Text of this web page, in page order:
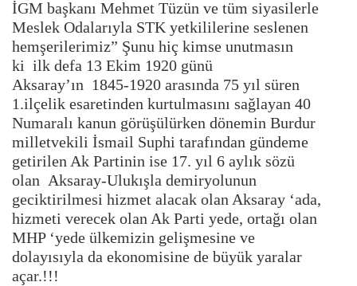
İGM başkanı Mehmet Tüzün ve tüm siyasilerle
Meslek Odalarıyla STK yetkililerine seslenen
hemşerilerimiz” Şunu hiç kimse unutmasın
ki ilk defa 13 Ekim 1920 günü
Aksaray’ın 1845-1920 arasında 75 yıl süren
1.ilçelik esaretinden kurtulmasını sağlayan 40
Numaralı kanun görüşülürken dönemin Burdur
milletvekili İsmail Suphi tarafından gündeme
getirilen Ak Partinin ise 17. yıl 6 aylık sözü
olan Aksaray-Ulukışla demiryolunun
geciktirilmesi hizmet alacak olan Aksaray ‘ada,
hizmeti verecek olan Ak Parti yede, ortağı olan
MHP ‘yede ülkemizin gelişmesine ve
dolayısıyla da ekonomisine de büyük yaralar
açar.!!!